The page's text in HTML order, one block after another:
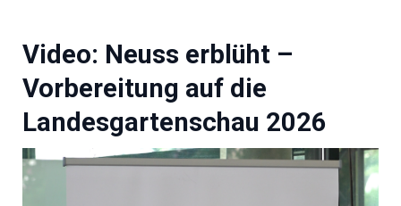
Video: Neuss erblüht –
Vorbereitung auf die
Landesgartenschau 2026